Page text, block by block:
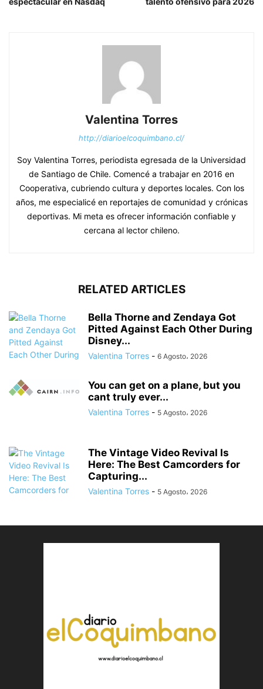
Valentina Torres
http://diarioelcoquimbano.cl/
Soy Valentina Torres, periodista egresada de la Universidad
de Santiago de Chile. Comencé a trabajar en 2016 en
Cooperativa, cubriendo cultura y deportes locales. Con los
años, me especialicé en reportajes de comunidad y crónicas
deportivas. Mi meta es ofrecer información confiable y
cercana al lector chileno.
RELATED ARTICLES
Bella Thorne and Zendaya Got
Pitted Against Each Other During
Disney...
Valentina Torres - 6 Agosto، 2026
You can get on a plane, but you
cant truly ever...
Valentina Torres - 5 Agosto، 2026
The Vintage Video Revival Is
Here: The Best Camcorders for
Capturing...
Valentina Torres - 5 Agosto، 2026